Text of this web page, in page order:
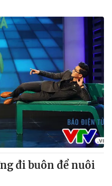
đi buôn để nuôi